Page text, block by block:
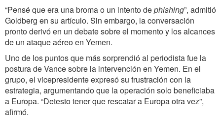
“Pensé que era una broma o un intento dephishing”, admitió
Goldberg en su artículo. Sin embargo, la conversación
pronto derivó en un debate sobre el momento y los alcances
de un ataque aéreo en Yemen.
Uno de los puntos que más sorprendió al periodista fue la
postura de Vance sobre la intervención en Yemen. En el
grupo, el vicepresidente expresó su frustración con la
estrategia, argumentando que la operación solo beneficiaba
a Europa. “Detesto tener que rescatar a Europa otra vez”,
afirmó.